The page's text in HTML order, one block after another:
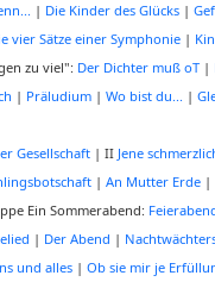
| Die Kinder des Glücks|
vier Sätze einer Symphonie|
zu viel": Der Dichter muß oT|
| Präludium| Wo bist du... |
Gesellschaft| II Jene
| An Mutter Erde|
Ein Sommerabend:
| Der Abend |
und alles| Ob sie mir je